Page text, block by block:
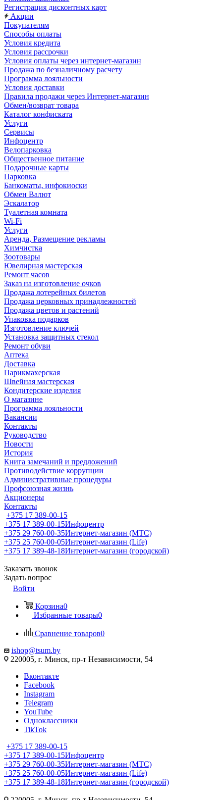
Регистрация дисконтных карт
Акции
Покупателям
Способы оплаты
Условия кредита
Условия рассрочки
Условия оплаты через интернет-магазин
Продажа по безналичному расчету
Программа лояльности
Условия доставки
Правила продажи через Интернет-магазин
Обмен/возврат товара
Каталог конфиската
Услуги
Сервисы
Инфоцентр
Велопарковка
Общественное питание
Подарочные карты
Парковка
Банкоматы, инфокиоски
Обмен Валют
Эскалатор
Туалетная комната
Wi-Fi
Услуги
Аренда, Размещение рекламы
Химчистка
Зоотовары
Ювелирная мастерская
Ремонт часов
Заказ на изготовление очков
Продажа лотерейных билетов
Продажа церковных принадлежностей
Продажа цветов и растений
Упаковка подарков
Изготовление ключей
Установка защитных стекол
Ремонт обуви
Аптека
Доставка
Парикмахерская
Швейная мастерская
Кондитерские изделия
О магазине
Программа лояльности
Вакансии
Контакты
Руководство
Новости
История
Книга замечаний и предложений
Противодействие коррупции
Административные процедуры
Профсоюзная жизнь
Акционеры
Контакты
+375 17 389-00-15
+375 17 389-00-15Инфоцентр
+375 29 760-00-35Интернет-магазин (МТС)
+375 25 760-00-05Интернет-магазин (Life)
+375 17 389-48-18Интернет-магазин (городской)
Заказать звонок
Задать вопрос
Войти
Корзина0
Избранные товары0
Сравнение товаров0
ishop@tsum.by
220005, г. Минск, пр-т Независимости, 54
Вконтакте
Facebook
Instagram
Telegram
YouTube
Одноклассники
TikTok
+375 17 389-00-15
+375 17 389-00-15Инфоцентр
+375 29 760-00-35Интернет-магазин (МТС)
+375 25 760-00-05Интернет-магазин (Life)
+375 17 389-48-18Интернет-магазин (городской)